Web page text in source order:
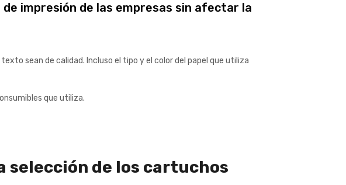
impresión de las empresas sin afectar la
sean de calidad. Incluso el tipo y el color del papel que utiliza
que utiliza.
selección de los cartuchos